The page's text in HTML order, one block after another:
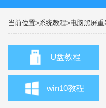
当前位置>系统教程>
U盘教程
win10教程